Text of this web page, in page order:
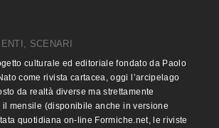
SCENARI
culturale ed editoriale fondato da Paolo
come rivista cartacea, oggi l’arcipelago
da realtà diverse ma strettamente
il mensile (disponibile anche in versione
quotidiana on-line Formiche.net, le riviste